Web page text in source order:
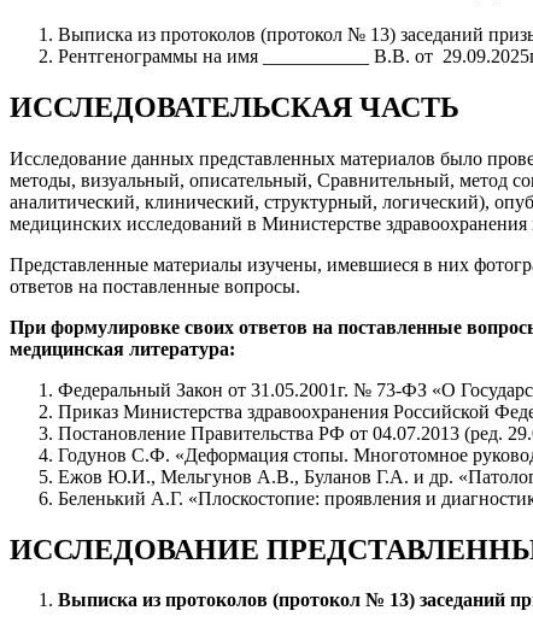
Выписка из протоколов (протокол № 13) заседаний
Рентгенограммы на имя ___________ В.В. от
ИССЛЕДОВАТЕЛЬСКАЯ ЧАСТЬ
Исследование данных представленных материалов было
методы, визуальный, описательный, Сравнительный, метод
аналитический, клинический, структурный, логический),
медицинских исследований в Министерстве
Представленные материалы изучены, имевшиеся в них
ответов на поставленные вопросы.
При формулировке своих ответов на поставленные
медицинская литература:
Федеральный Закон от 31.05.2001г. № 73-ФЗ «О
Приказ Министерства здравоохранения Российской
Постановление Правительства РФ от 04.07.2013 (ред.
Годунов С.Ф. «Деформация стопы. Многотомное
Ежов Ю.И., Мельгунов А.В., Буланов Г.А. и др.
Беленький А.Г. «Плоскостопие: проявления и
ИССЛЕДОВАНИЕ
Выписка из протоколов (протокол № 13) заседаний